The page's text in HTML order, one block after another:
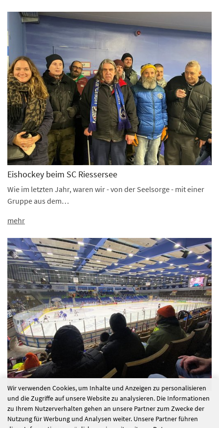
Eishockey beim SC Riessersee
Wie im letzten Jahr, waren wir - von der Seelsorge - mit einer
Gruppe aus dem…
mehr
Eishockey Murnau
Janina Dorissen, von der Seelsorge in den Ordenswerken,
Wir verwenden Cookies, um Inhalte und Anzeigen zu personalisieren
und die Zugriffe auf unsere Website zu analysieren. Die Informationen
zu Ihrem Nutzerverhalten gehen an unsere Partner zum Zwecke der
Nutzung für Werbung und Analysen weiter. Unsere Partner führen